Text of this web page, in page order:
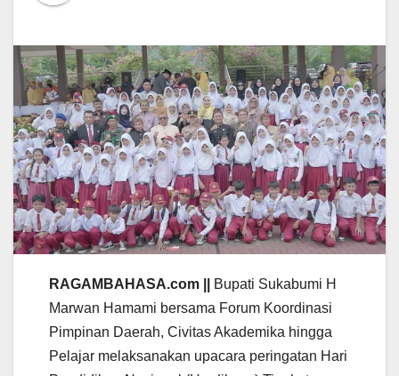
RAGAMBAHASA.com ||
Bupati Sukabumi H
Marwan Hamami bersama Forum Koordinasi
Pimpinan Daerah, Civitas Akademika hingga
Pelajar melaksanakan upacara peringatan Hari